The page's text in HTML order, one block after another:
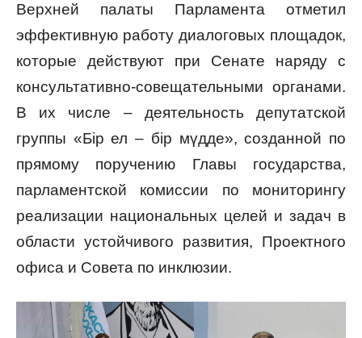
Верхней палаты Парламента отметил
эффективную работу диалоговых площадок,
которые действуют при Сенате наряду с
консультативно-совещательными органами.
В их числе – деятельность депутатской
группы «Бір ел – бір мүдде», созданной по
прямому поручению Главы государства,
парламентской комиссии по мониторингу
реализации национальных целей и задач в
области устойчивого развития, Проектного
офиса и Совета по инклюзии.